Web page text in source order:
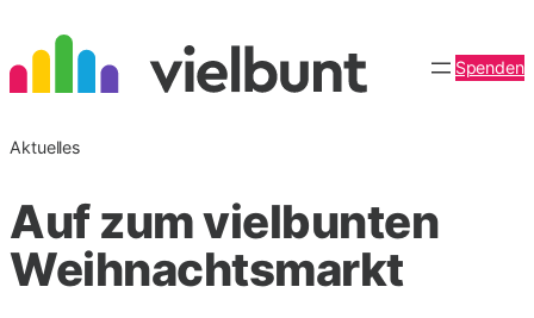
Inhalt
springen
Spenden
Aktuelles
Auf zum vielbunten
Weihnachtsmarkt